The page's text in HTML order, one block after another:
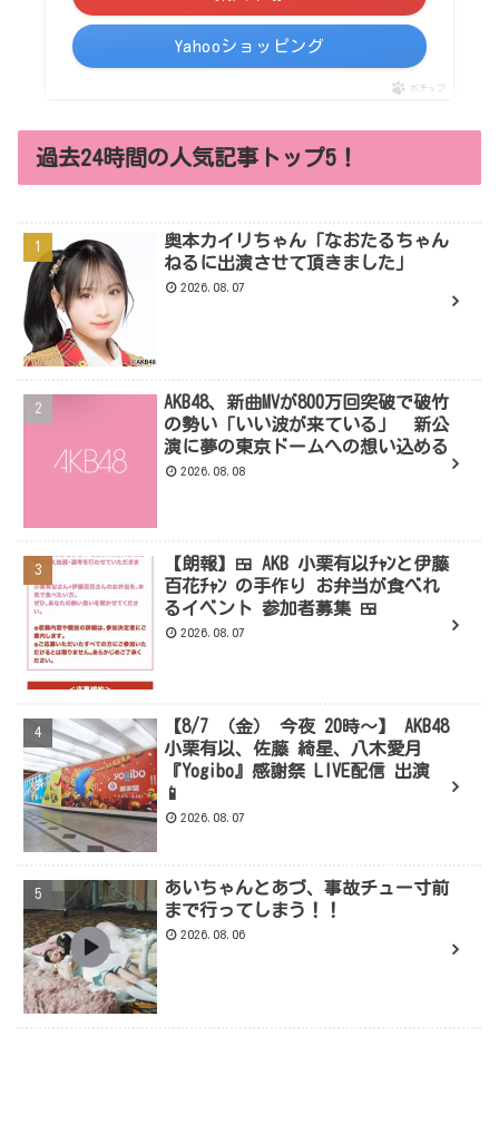
Yahooショッピング
ポチップ
過去24時間の人気記事トップ5！
奥本カイリちゃん「なおたるちゃん
ねるに出演させて頂きました」
2026.08.07
AKB48、新曲MVが800万回突破で破竹
の勢い「いい波が来ている」 新公
演に夢の東京ドームへの想い込める
2026.08.08
【朗報】🍱 AKB 小栗有以ﾁｬﾝと伊藤
百花ﾁｬﾝ の手作り お弁当が食べれ
るイベント 参加者募集 🍱
2026.08.07
【8/7 （金） 今夜 20時～】 AKB48
小栗有以、佐藤 綺星、八木愛月
『Yogibo』感謝祭 LIVE配信 出演
📱
2026.08.07
あいちゃんとあづ、事故チュー寸前
まで行ってしまう！！
2026.08.06